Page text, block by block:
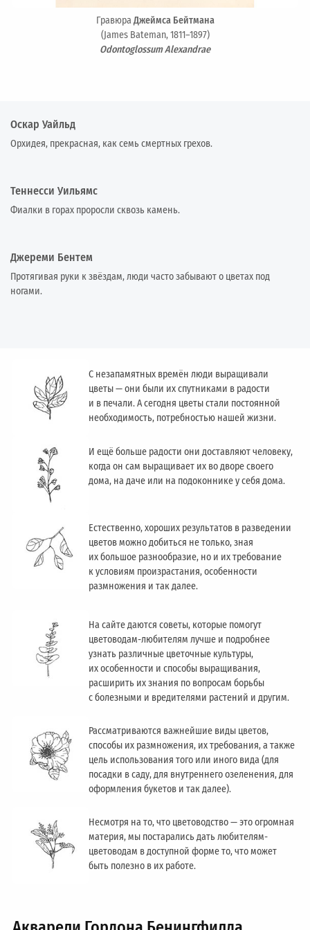
ГравюраДжеймса Бейтмана
(James Bateman, 1811–1897)
Odontoglossum Alexandrae
Оскар Уайльд
Орхидея, прекрасная, как семь смертных грехов.
Теннесси Уильямс
Фиалки в горах проросли сквозь камень.
Джереми Бентем
Протягивая руки к звёздам, люди часто забывают о цветах под
ногами.
С незапамятных времён люди выращивали
цветы — они были их спутниками в радости
и в печали. А сегодня цветы стали постоянной
необходимость, потребностью нашей жизни.
И ещё больше радости они доставляют человеку,
когда он сам выращивает их во дворе своего
дома, на даче или на подоконнике у себя дома.
Естественно, хороших результатов в разведении
цветов можно добиться не только, зная
их большое разнообразие, но и их требование
к условиям произрастания, особенности
размножения и так далее.
На сайте даются советы, которые помогут
цветоводам-любителям лучше и подробнее
узнать различные цветочные культуры,
их особенности и способы выращивания,
расширить их знания по вопросам борьбы
с болезными и вредителями растений и другим.
Рассматриваются важнейшие виды цветов,
способы их размножения, их требования, а также
цель использования того или иного вида (для
посадки в саду, для внутреннего озеленения, для
оформления букетов и так далее).
Несмотря на то, что цветоводство — это огромная
материя, мы постарались дать любителям-
цветоводам в доступной форме то, что может
быть полезно в их работе.